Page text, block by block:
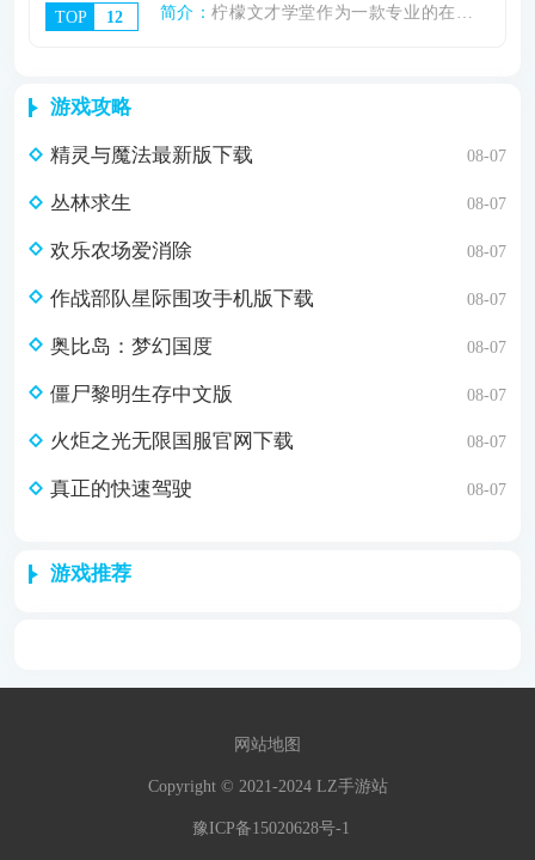
TOP 12
简介：柠檬文才学堂作为一款专业的在线学习软件，
游戏攻略
精灵与魔法最新版下载 08-07
丛林求生 08-07
欢乐农场爱消除 08-07
作战部队星际围攻手机版下载 08-07
奥比岛：梦幻国度 08-07
僵尸黎明生存中文版 08-07
火炬之光无限国服官网下载 08-07
真正的快速驾驶 08-07
游戏推荐
网站地图
Copyright © 2021-2024 LZ手游站
豫ICP备15020628号-1